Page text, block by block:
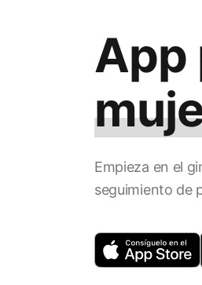
App
Empieza en el
seguimiento de